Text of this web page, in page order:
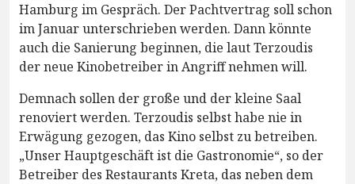
Hamburg im Gespräch. Der Pachtvertrag soll schon
im Januar unterschrieben werden. Dann könnte
auch die Sanierung beginnen, die laut Terzoudis
der neue Kinobetreiber in Angriff nehmen will.
Demnach sollen der große und der kleine Saal
renoviert werden. Terzoudis selbst habe nie in
Erwägung gezogen, das Kino selbst zu betreiben.
„Unser Hauptgeschäft ist die Gastronomie“, so der
Betreiber des Restaurants Kreta, das neben dem